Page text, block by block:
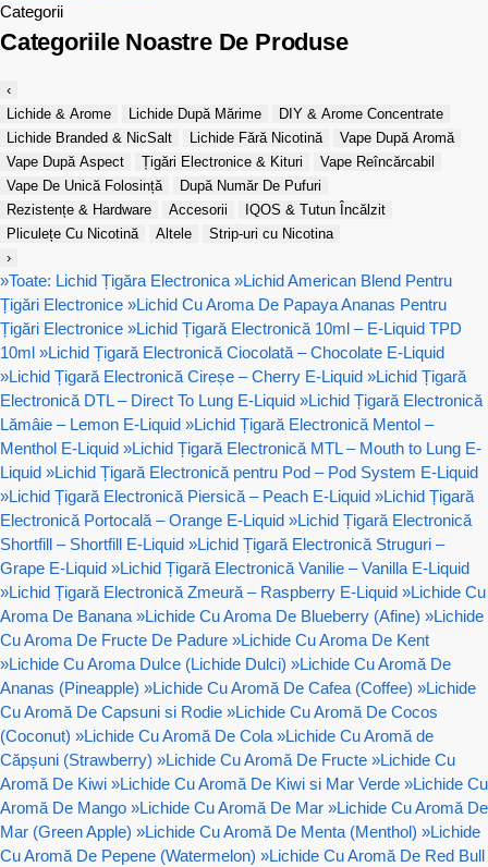
Categorii
Categoriile Noastre De Produse
‹
Lichide & Arome
Lichide După Mărime
DIY & Arome Concentrate
Lichide Branded & NicSalt
Lichide Fără Nicotină
Vape După Aromă
Vape După Aspect
Țigări Electronice & Kituri
Vape Reîncărcabil
Vape De Unică Folosință
După Număr De Pufuri
Rezistențe & Hardware
Accesorii
IQOS & Tutun Încălzit
Pliculețe Cu Nicotină
Altele
Strip-uri cu Nicotina
›
»Toate: Lichid Țigăra Electronica »Lichid American Blend Pentru
Țigări Electronice »Lichid Cu Aroma De Papaya Ananas Pentru
Țigări Electronice »Lichid Țigară Electronică 10ml – E-Liquid TPD
10ml »Lichid Țigară Electronică Ciocolată – Chocolate E-Liquid
»Lichid Țigară Electronică Cireșe – Cherry E-Liquid »Lichid Țigară
Electronică DTL – Direct To Lung E-Liquid »Lichid Țigară Electronică
Lămâie – Lemon E-Liquid »Lichid Țigară Electronică Mentol –
Menthol E-Liquid »Lichid Țigară Electronică MTL – Mouth to Lung E-
Liquid »Lichid Țigară Electronică pentru Pod – Pod System E-Liquid
»Lichid Țigară Electronică Piersică – Peach E-Liquid »Lichid Țigară
Electronică Portocală – Orange E-Liquid »Lichid Țigară Electronică
Shortfill – Shortfill E-Liquid »Lichid Țigară Electronică Struguri –
Grape E-Liquid »Lichid Țigară Electronică Vanilie – Vanilla E-Liquid
»Lichid Țigară Electronică Zmeură – Raspberry E-Liquid »Lichide Cu
Aroma De Banana »Lichide Cu Aroma De Blueberry (Afine) »Lichide
Cu Aroma De Fructe De Padure »Lichide Cu Aroma De Kent
»Lichide Cu Aroma Dulce (Lichide Dulci) »Lichide Cu Aromă De
Ananas (Pineapple) »Lichide Cu Aromă De Cafea (Coffee) »Lichide
Cu Aromă De Capsuni si Rodie »Lichide Cu Aromă De Cocos
(Coconut) »Lichide Cu Aromă De Cola »Lichide Cu Aromă de
Căpșuni (Strawberry) »Lichide Cu Aromă De Fructe »Lichide Cu
Aromă De Kiwi »Lichide Cu Aromă De Kiwi si Mar Verde »Lichide Cu
Aromă De Mango »Lichide Cu Aromă De Mar »Lichide Cu Aromă De
Mar (Green Apple) »Lichide Cu Aromă De Menta (Menthol) »Lichide
Cu Aromă De Pepene (Watermelon) »Lichide Cu Aromă De Red Bull